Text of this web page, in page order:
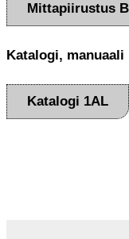
Mittapiirustus
Katalogi, manuaali
Katalogi 1AL